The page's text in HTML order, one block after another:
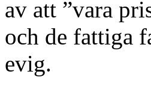
av att ”vara
och de fattiga
evig.